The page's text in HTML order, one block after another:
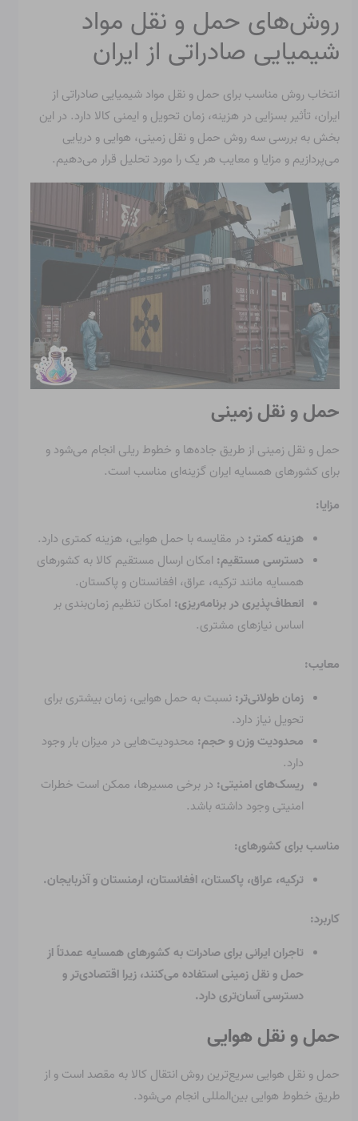
روش‌های حمل و نقل مواد
شیمیایی صادراتی از ایران
انتخاب روش مناسب برای حمل و نقل مواد شیمیایی صادراتی از
ایران، تأثیر بسزایی در هزینه، زمان تحویل و ایمنی کالا دارد. در این
بخش به بررسی سه روش حمل و نقل زمینی، هوایی و دریایی
می‌پردازیم و مزایا و معایب هر یک را مورد تحلیل قرار می‌دهیم.
حمل و نقل زمینی
حمل و نقل زمینی از طریق جاده‌ها و خطوط ریلی انجام می‌شود و
برای کشورهای همسایه ایران گزینه‌ای مناسب است.
مزایا:
هزینه کمتر: در مقایسه با حمل هوایی، هزینه کمتری دارد.
دسترسی مستقیم: امکان ارسال مستقیم کالا به کشورهای
همسایه مانند ترکیه، عراق، افغانستان و پاکستان.
انعطاف‌پذیری در برنامه‌ریزی: امکان تنظیم زمان‌بندی بر
اساس نیازهای مشتری.
معایب:
زمان طولانی‌تر: نسبت به حمل هوایی، زمان بیشتری برای
تحویل نیاز دارد.
محدودیت وزن و حجم: محدودیت‌هایی در میزان بار وجود
دارد.
ریسک‌های امنیتی: در برخی مسیرها، ممکن است خطرات
امنیتی وجود داشته باشد.
مناسب برای کشورهای:
ترکیه، عراق، پاکستان، افغانستان، ارمنستان و آذربایجان.
کاربرد:
تاجران ایرانی برای صادرات به کشورهای همسایه عمدتاً از
حمل و نقل زمینی استفاده می‌کنند، زیرا اقتصادی‌تر و
دسترسی آسان‌تری دارد.
حمل و نقل هوایی
حمل و نقل هوایی سریع‌ترین روش انتقال کالا به مقصد است و از
طریق خطوط هوایی بین‌المللی انجام می‌شود.